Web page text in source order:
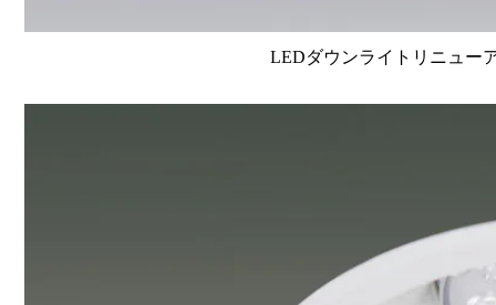
LEDダウンライトリニュー